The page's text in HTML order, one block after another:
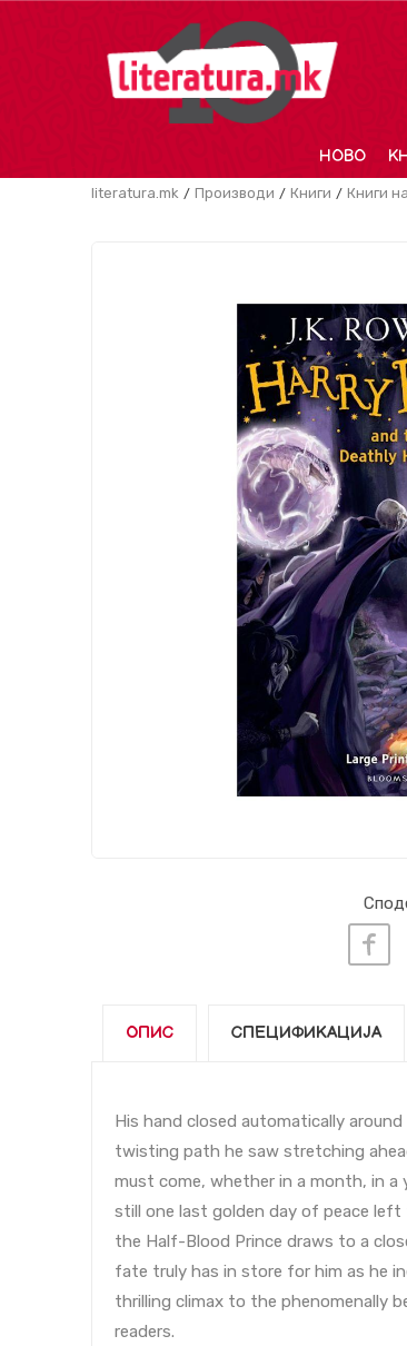
НОВО
literatura.mk Производи Книги Книги
ОПИС СПЕЦИФИКАЦИЈА
His hand closed automatically
twisting path he saw stretching
must come, whether in a month, in
still one last golden day of peace
the Half-Blood Prince draws to a
fate truly has in store for him as he
thrilling climax to the phenomenally
readers.